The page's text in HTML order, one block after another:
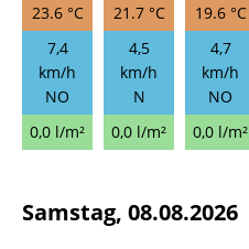
23.6 °C
7,4
km/h
NO
0,0 l/m²
21.7 °C
4,5
km/h
N
0,0 l/m²
19.6 °C
4,7
km/h
NO
0,0 l/m²
Samstag, 08.08.2026